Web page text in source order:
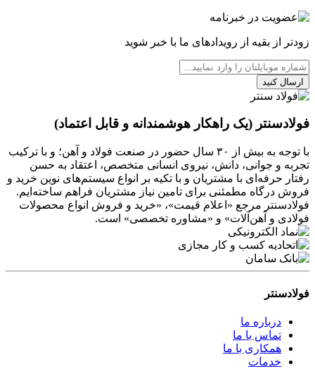
زودتر از بقیه از رویدادهای ما با خبر شوید
ارسال کنید
فولادسنتر (یک راهکار هوشمندانه و قابل اعتماد)
با توجه به بیش از ۳۰ سال حضور در صنعت فولاد و آهن؛ و با ترکیب
تجربه و جوانی، دانش، نیروی انسانی متخصص، اعتقاد به حسن
رفتار حرفه‌ای با مشتریان و با تکیه بر انواع سیستم‌های نوین خرید و
فروش درگاه مطمئنی برای تامین نیاز مشتریان فراهم ساخته‌ایم.
فولادسنتر مرجع «اعلام قیمت»، «خرید و فروش انواع محصولات
فولادی و آهن‌آلات» و «مشاوره تخصصی» است.
فولادسنتر
درباره ما
تماس با ما
همکاری با ما
خدمات